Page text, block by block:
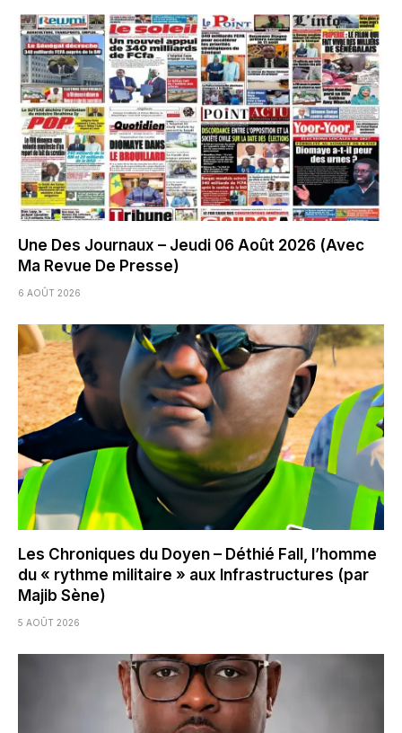
Une Des Journaux – Jeudi 06 Août 2026 (Avec
Ma Revue De Presse)
6 AOÛT 2026
Les Chroniques du Doyen – Déthié Fall, l’homme
du « rythme militaire » aux Infrastructures (par
Majib Sène)
5 AOÛT 2026